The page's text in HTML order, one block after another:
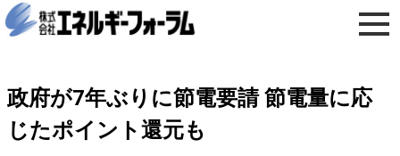
政府が7年ぶりに節電要請 節電量に応
じたポイント還元も